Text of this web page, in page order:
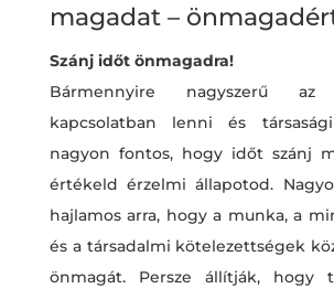
magadat –
Szánj időt önmagadra!
Bármennyire nagyszerű az
kapcsolatban lenni és
nagyon fontos, hogy időt szánj
értékeld érzelmi állapotod.
hajlamos arra, hogy a munka, a
és a társadalmi kötelezettségek
önmagát. Persze állítják, hogy